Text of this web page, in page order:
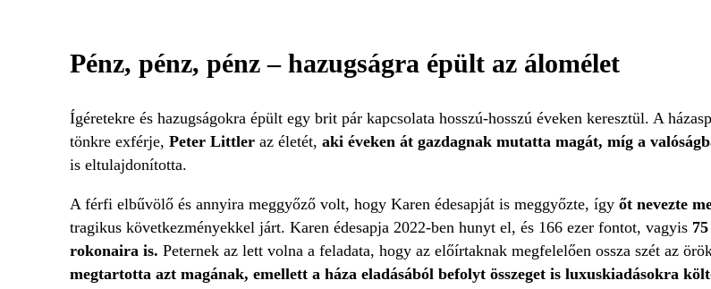
Pénz, pénz, pénz – hazugságra épült az álomélet
Ígéretekre és hazugságokra épült egy brit pár kapcsolata hosszú-hosszú éveken keresztül. A
tönkre exférje, Peter Littler az életét, aki éveken át gazdagnak mutatta magát, míg a
is eltulajdonította.
A férfi elbűvölő és annyira meggyőző volt, hogy Karen édesapját is meggyőzte, így őt nevezte
tragikus következményekkel járt. Karen édesapja 2022-ben hunyt el, és 166 ezer fontot, vagyis
rokonaira is. Peternek az lett volna a feladata, hogy az előírtaknak megfelelően ossza szét az
megtartotta azt magának, emellett a háza eladásából befolyt összeget is luxuskiadásokra